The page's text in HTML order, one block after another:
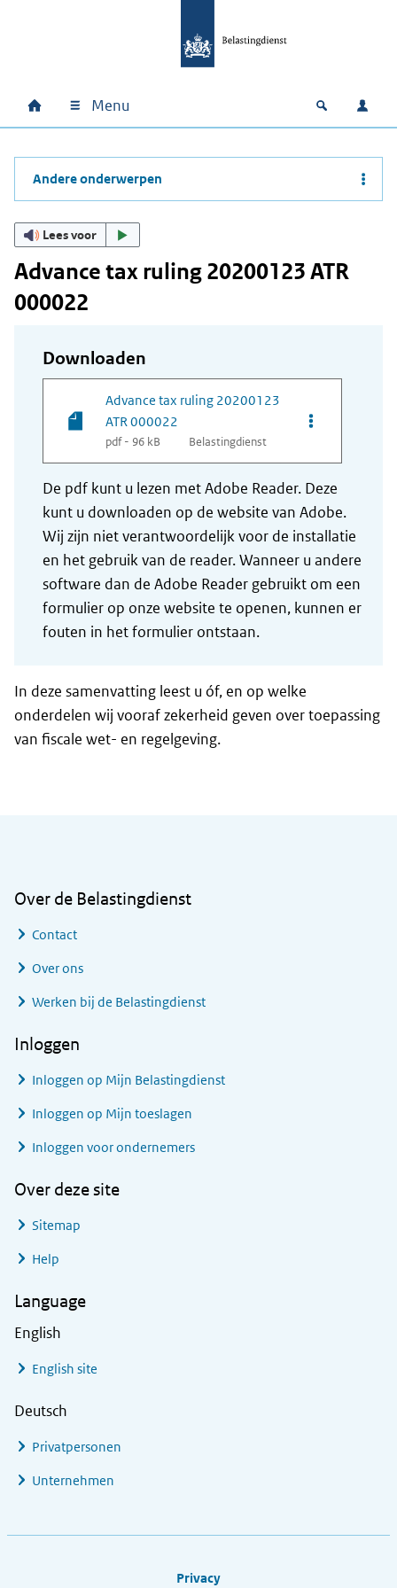
Hoofdnavigatie
Home Menu Open
Andere onderwerpen
Lees voor
Advance tax ruling 20200123 ATR
000022
Downloaden
Advance tax ruling 20200123
ATR 000022
pdf - 96 kB Belastingdienst
Opties van
De pdf kunt u lezen met Adobe Reader. Deze
kunt u downloaden op de website van Adobe.
Wij zijn niet verantwoordelijk voor de installatie
en het gebruik van de reader. Wanneer u andere
software dan de Adobe Reader gebruikt om een
formulier op onze website te openen, kunnen er
fouten in het formulier ontstaan.
In deze samenvatting leest u óf, en op welke
onderdelen wij vooraf zekerheid geven over toepassing
van fiscale wet- en regelgeving.
Over de Belastingdienst
Contact
Over ons
Werken bij de Belastingdienst
Inloggen
Inloggen op Mijn Belastingdienst
Inloggen op Mijn toeslagen
Inloggen voor ondernemers
Over deze site
Sitemap
Help
Language
English
English site
Deutsch
Privatpersonen
Unternehmen
Privacy